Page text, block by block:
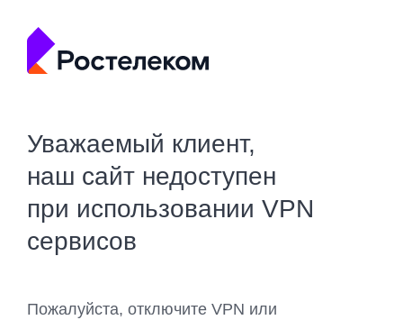
Уважаемый клиент,
наш сайт недоступен
при использовании VPN
сервисов
Пожалуйста, отключите VPN или